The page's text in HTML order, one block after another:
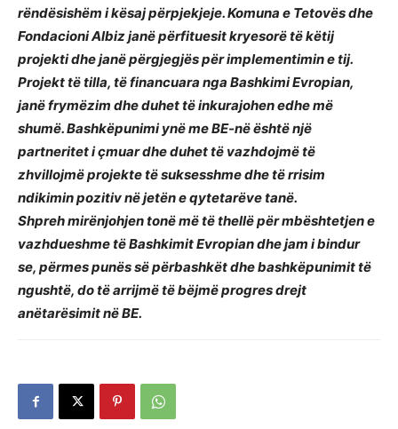
rëndësishëm i kësaj përpjekjeje. Komuna e Tetovës dhe
Fondacioni Albiz janë përfituesit kryesorë të këtij
projekti dhe janë përgjegjës për implementimin e tij.
Projekt të tilla, të financuara nga Bashkimi Evropian,
janë frymëzim dhe duhet të inkurajohen edhe më
shumë. Bashkëpunimi ynë me BE-në është një
partneritet i çmuar dhe duhet të vazhdojmë të
zhvillojmë projekte të suksesshme dhe të rrisim
ndikimin pozitiv në jetën e qytetarëve tanë.
Shpreh mirënjohjen tonë më të thellë për mbështetjen e
vazhdueshme të Bashkimit Evropian dhe jam i bindur
se, përmes punës së përbashkët dhe bashkëpunimit të
ngushtë, do të arrijmë të bëjmë progres drejt
anëtarësimit në BE.